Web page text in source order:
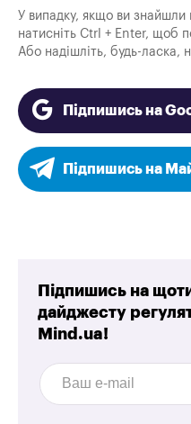
У випадку, якщо ви знайшли
натисніть Ctrl + Enter, щоб
Або надішліть, будь-ласка,
Підпишись на
Підпишись на
Підпишись на
дайджесту
Mind.ua!